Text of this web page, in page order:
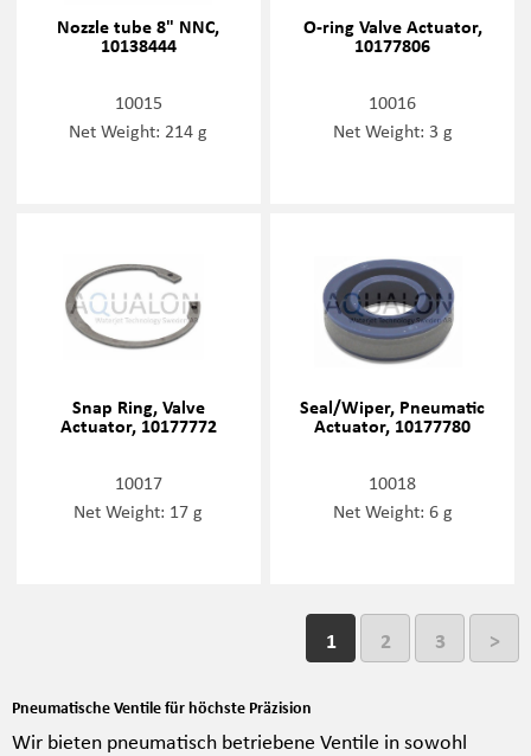
Nozzle tube 8" NNC,
10138444
10015
Net Weight: 214 g
O-ring Valve Actuator,
10177806
10016
Net Weight: 3 g
Snap Ring, Valve
Actuator, 10177772
10017
Net Weight: 17 g
Seal/Wiper, Pneumatic
Actuator, 10177780
10018
Net Weight: 6 g
1 2 3 >
Pneumatische Ventile für höchste Präzision
Wir bieten pneumatisch betriebene Ventile in sowohl